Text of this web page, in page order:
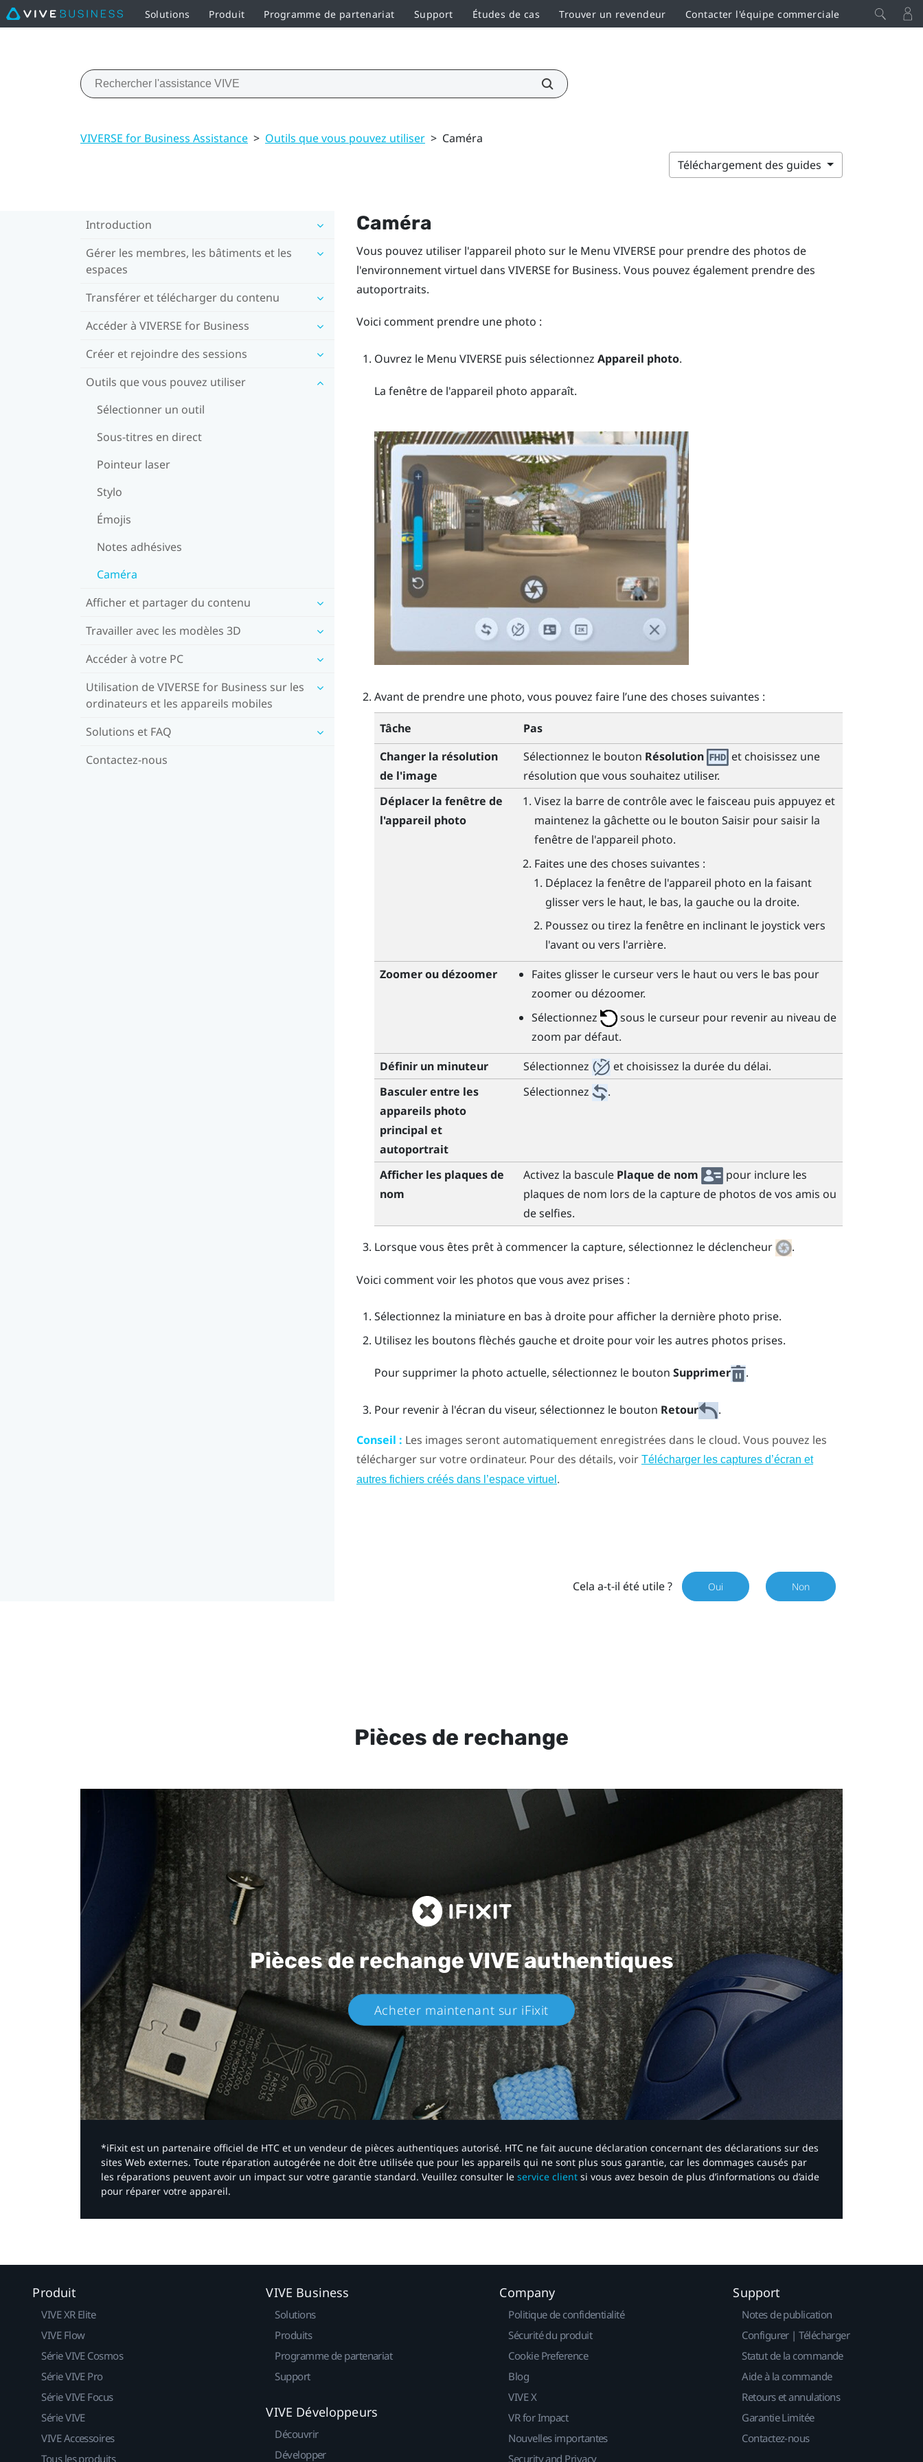
Solutions Produit Programme de partenariat Support Études de cas Trouver un revendeur Contacter l'équipe commerciale
VIVERSE for Business Assistance > Outils que vous pouvez utiliser > Caméra
Téléchargement des guides
Introduction
Gérer les membres, les bâtiments et les
espaces
Transférer et télécharger du contenu
Accéder à VIVERSE for Business
Créer et rejoindre des sessions
Outils que vous pouvez utiliser
Sélectionner un outil
Sous-titres en direct
Pointeur laser
Stylo
Émojis
Notes adhésives
Caméra
Afficher et partager du contenu
Travailler avec les modèles 3D
Accéder à votre PC
Utilisation de VIVERSE for Business sur les
ordinateurs et les appareils mobiles
Solutions et FAQ
Contactez-nous
Caméra
Vous pouvez utiliser l'appareil photo sur le Menu VIVERSE pour prendre des photos de
l'environnement virtuel dans VIVERSE for Business. Vous pouvez également prendre des
autoportraits.
Voici comment prendre une photo :
Ouvrez le Menu VIVERSE puis sélectionnez Appareil photo.
La fenêtre de l'appareil photo apparaît.
Avant de prendre une photo, vous pouvez faire l’une des choses suivantes :
Tâche
Pas
Changer la résolution
de l'image
Sélectionnez le bouton Résolution
et choisissez une
résolution que vous souhaitez utiliser.
Déplacer la fenêtre de
l'appareil photo
Visez la barre de contrôle avec le faisceau puis appuyez et
maintenez la gâchetteou le bouton Saisirpour saisir la
fenêtre de l'appareil photo.
Faites une des choses suivantes :
Déplacez la fenêtre de l'appareil photo en la faisant
glisser vers le haut, le bas, la gauche ou la droite.
Poussez ou tirez la fenêtre en inclinant le joystick vers
l'avant ou vers l'arrière.
Zoomer ou dézoomer
Faites glisser le curseur vers le haut ou vers le bas pour
zoomer ou dézoomer.
Sélectionnez
sous le curseur pour revenir au niveau de
zoom par défaut.
Définir un minuteur
Sélectionnez
et choisissez la durée du délai.
Basculer entre les
appareils photo
principal et
autoportrait
Sélectionnez .
Afficher les plaques de
nom
Activez la bascule Plaque de nom
pour inclure les
plaques de nom lors de la capture de photos de vos amis ou
de selfies.
Lorsque vous êtes prêt à commencer la capture, sélectionnez le déclencheur .
Voici comment voir les photos que vous avez prises :
Sélectionnez la miniature en bas à droite pour afficher la dernière photo prise.
Utilisez les boutons flèchés gauche et droite pour voir les autres photos prises.
Pour supprimer la photo actuelle, sélectionnez le bouton Supprimer .
Pour revenir à l'écran du viseur, sélectionnez le bouton Retour .
Conseil : Les images seront automatiquement enregistrées dans le cloud. Vous pouvez les
télécharger sur votre ordinateur. Pour des détails, voir Télécharger les captures d’écran et
autres fichiers créés dans l’espace virtuel .
Cela a-t-il été utile ? Oui Non
Pièces de rechange
Pièces de rechangeVIVE authentiques​
Acheter maintenant sur iFixit​
*iFixit est un partenaire officiel de HTC et un vendeur de pièces authentiques autorisé. HTC ne fait aucune déclaration concernant des déclarations sur des
sites Web externes. Toute réparation autogérée ne doit être utilisée que pour les appareils qui ne sont plus sous garantie, car les dommages causés par
les réparations peuvent avoir un impact sur votre garantie standard. Veuillez consulter le service client si vous avez besoin de plus d’informations ou d’aide
pour réparer votre appareil.​
Produit
VIVE XR Elite
VIVE Flow
Série VIVE Cosmos
Série VIVE Pro
Série VIVE Focus
Série VIVE
VIVE Accessoires
Tous les produits
VIVE Business
Solutions
Produits
Programme de partenariat
Support
VIVE Développeurs
Découvrir
Développer
Company
Politique de confidentialité
Sécurité du produit
Cookie Preference
Blog
VIVE X
VR for Impact
Nouvelles importantes
Security and Privacy
Support
Notes de publication
Configurer | Télécharger
Statut de la commande
Aide à la commande
Retours et annulations
Garantie Limitée
Contactez-nous